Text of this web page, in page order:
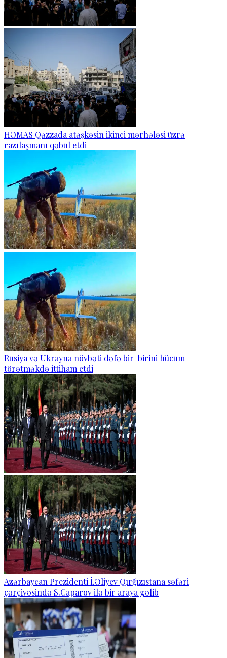
HƏMAS Qəzzada atəşkəsin ikinci mərhələsi üzrə
razılaşmanı qəbul etdi
Rusiya və Ukrayna növbəti dəfə bir-birini hücum
törətməkdə ittiham etdi
Azərbaycan Prezidenti İ.Əliyev Qırğızıstana səfəri
çərçivəsində S.Caparov ilə bir araya gəlib